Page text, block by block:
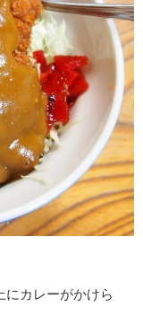
にカレーがかけら